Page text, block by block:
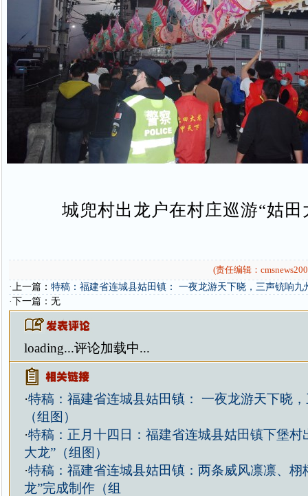
城兜村出龙户在村庄巡游“姑田
(责任编辑：
·上一篇： 特稿：福建省连城县姑田镇： 一夜龙游天下晓，三声铳响九
·下一篇：无
loading...评论加载中...
·特稿：福建省连城县姑田镇： 一夜龙游天下晓
（组图）
·特稿：正月十四日：福建省连城县姑田镇下堡村
大龙”（组图）
·特稿：福建省连城县姑田镇：两条威风凛凛、栩
龙”完成制作（组